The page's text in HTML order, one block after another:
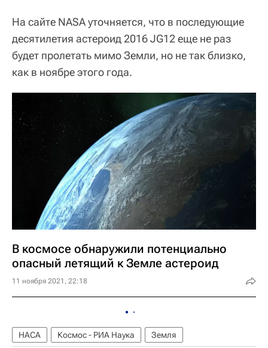
На сайте NASA уточняется, что в последующие
десятилетия астероид 2016 JG12 еще не раз
будет пролетать мимо Земли, но не так близко,
как в ноябре этого года.
В космосе обнаружили потенциально
опасный летящий к Земле астероид
11 ноября 2021, 22:18
НАСА Космос - РИА Наука Земля